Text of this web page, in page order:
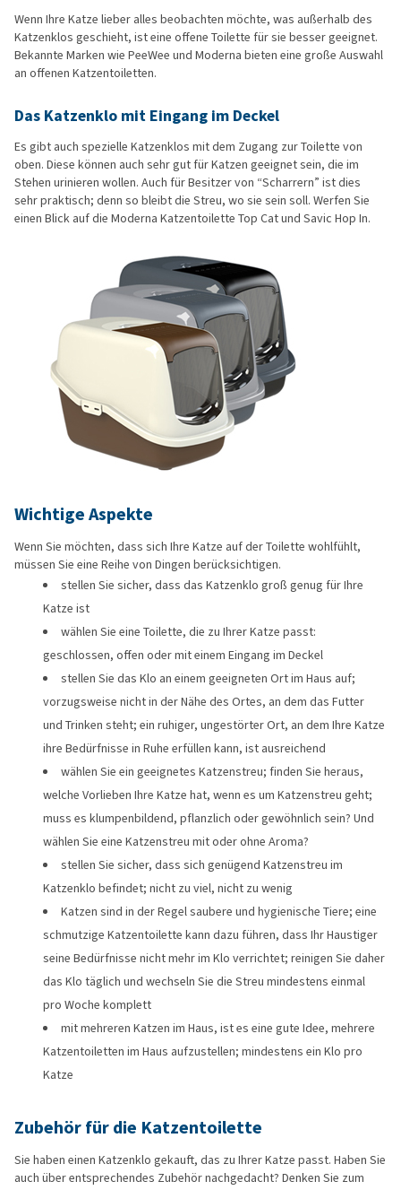
Wenn Ihre Katze lieber alles beobachten möchte, was außerhalb des
Katzenklos geschieht, ist eine offene Toilette für sie besser geeignet.
Bekannte Marken wie PeeWee und Moderna bieten eine große Auswahl
an offenen Katzentoiletten.
Das Katzenklo mit Eingang im Deckel
Es gibt auch spezielle Katzenklos mit dem Zugang zur Toilette von
oben. Diese können auch sehr gut für Katzen geeignet sein, die im
Stehen urinieren wollen. Auch für Besitzer von “Scharrern” ist dies
sehr praktisch; denn so bleibt die Streu, wo sie sein soll. Werfen Sie
einen Blick auf die Moderna Katzentoilette Top Cat und Savic Hop In.
Wichtige Aspekte
Wenn Sie möchten, dass sich Ihre Katze auf der Toilette wohlfühlt,
müssen Sie eine Reihe von Dingen berücksichtigen.
stellen Sie sicher, dass das Katzenklo groß genug für Ihre
Katze ist
wählen Sie eine Toilette, die zu Ihrer Katze passt:
geschlossen, offen oder mit einem Eingang im Deckel
stellen Sie das Klo an einem geeigneten Ort im Haus auf;
vorzugsweise nicht in der Nähe des Ortes, an dem das Futter
und Trinken steht; ein ruhiger, ungestörter Ort, an dem Ihre Katze
ihre Bedürfnisse in Ruhe erfüllen kann, ist ausreichend
wählen Sie ein geeignetes Katzenstreu; finden Sie heraus,
welche Vorlieben Ihre Katze hat, wenn es um Katzenstreu geht;
muss es klumpenbildend, pflanzlich oder gewöhnlich sein? Und
wählen Sie eine Katzenstreu mit oder ohne Aroma?
stellen Sie sicher, dass sich genügend Katzenstreu im
Katzenklo befindet; nicht zu viel, nicht zu wenig
Katzen sind in der Regel saubere und hygienische Tiere; eine
schmutzige Katzentoilette kann dazu führen, dass Ihr Haustiger
seine Bedürfnisse nicht mehr im Klo verrichtet; reinigen Sie daher
das Klo täglich und wechseln Sie die Streu mindestens einmal
pro Woche komplett
mit mehreren Katzen im Haus, ist es eine gute Idee, mehrere
Katzentoiletten im Haus aufzustellen; mindestens ein Klo pro
Katze
Zubehör für die Katzentoilette
Sie haben einen Katzenklo gekauft, das zu Ihrer Katze passt. Haben Sie
auch über entsprechendes Zubehör nachgedacht? Denken Sie zum